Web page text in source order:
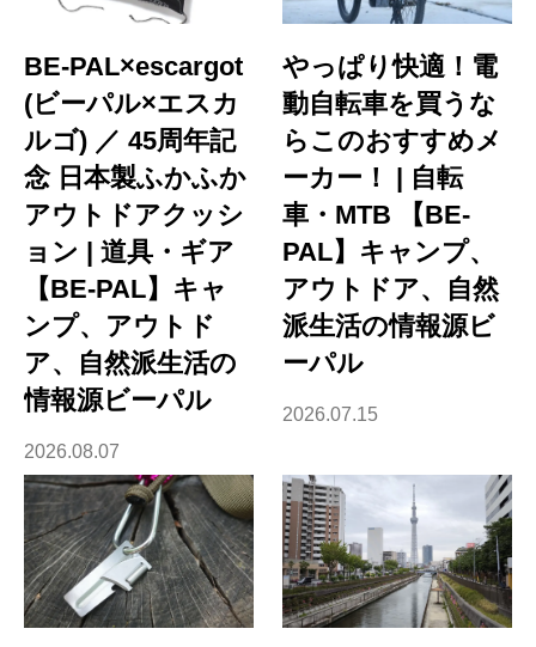
BE-PAL×escargot
(ビーパル×エスカ
ルゴ) ／ 45周年記
念 日本製ふかふか
アウトドアクッシ
ョン | 道具・ギア
【BE-PAL】キャ
ンプ、アウトド
ア、自然派生活の
情報源ビーパル
2026.08.07
やっぱり快適！電
動自転車を買うな
らこのおすすめメ
ーカー！ | 自転
車・MTB 【BE-
PAL】キャンプ、
アウトドア、自然
派生活の情報源ビ
ーパル
2026.07.15